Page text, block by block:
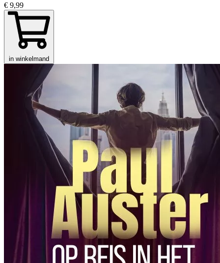
€ 9,99
in winkelmand